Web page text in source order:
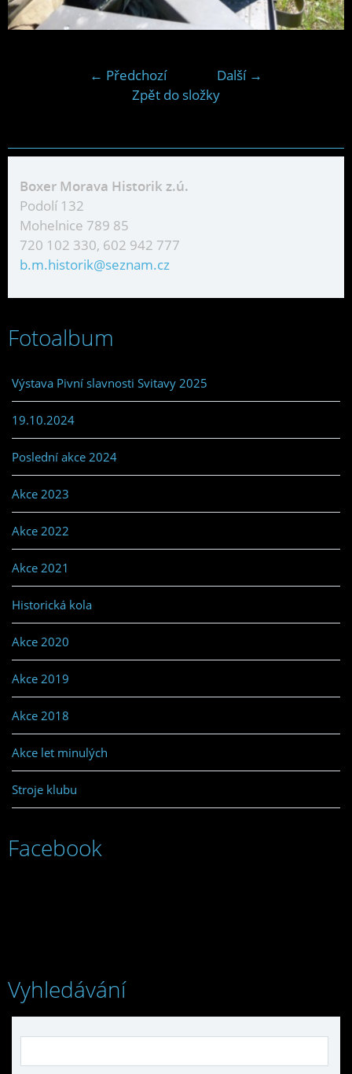
← Předchozí
Další →
Zpět do složky
Boxer Morava Historik z.ú.
Podolí 132
Mohelnice 789 85
720 102 330, 602 942 777
b.m.historik@seznam.cz
Fotoalbum
Výstava Pivní slavnosti Svitavy 2025
19.10.2024
Poslední akce 2024
Akce 2023
Akce 2022
Akce 2021
Historická kola
Akce 2020
Akce 2019
Akce 2018
Akce let minulých
Stroje klubu
Facebook
Vyhledávání